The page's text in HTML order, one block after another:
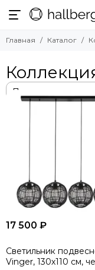
Главная Каталог
17 500 ₽
Светильник
Vinger, 130х110 см,